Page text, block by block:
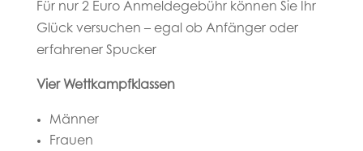
Für nur 2 Euro Anmeldegebühr können Sie Ihr
Glück versuchen – egal ob Anfänger oder
erfahrener Spucker
Vier Wettkampfklassen
Männer
Frauen